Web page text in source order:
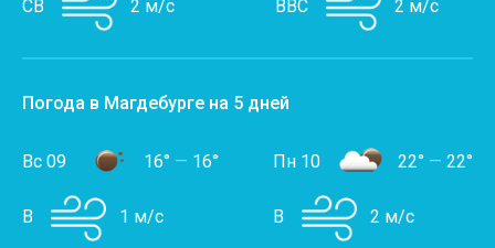
СВ 2 м/с ВВС 2 м/с
Погода в Магдебурге на 5 дней
Вс 09 16° — 16°
В 1 м/с
Пн 10 22° — 22°
В 2 м/с